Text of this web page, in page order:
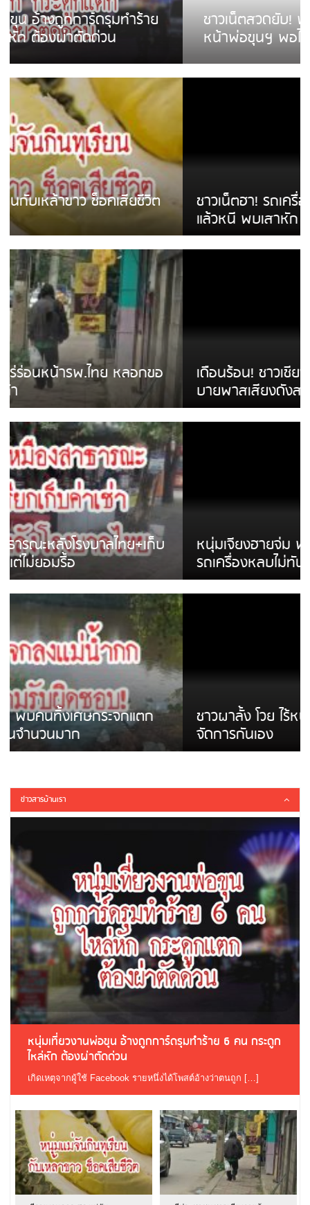
ชาวเน็ตสวดยับ! พบพม่าเร่ขายพวงมาลัย
หน้าพ่อขุนฯ พอไม่ซื้อเดินตาม
ชาวเน็ตฮา! รถเครื่องแม่สายชนป้ายร้านโลงศพ
แล้วหนี พบเสาหัก เบรคหัก หวิดได้ใช้บริการ
เดือนร้อน! ชาวเชียงรายบ่นรถ Isuzu สีขาวซิ่ง
บายพาสเสียงดังสร้างความรำคาญ
หนุ่มเจียงฮายจ่ม พบถังน้ำดื่มตกกลางถนน
รถเครื่องหลบไม่ทันล้มบาดเจ็บ
ชาวผาลั้ง โวย ไร้หน่วยงานดูแล ดินสไลด์ ต้อง
จัดการกันเอง
ข่าวสารบ้านเรา
หนุ่มเที่ยวงานพ่อขุน อ้างถูกการ์ดรุมทำร้าย 6 คน กระดูก
ไหล่หัก ต้องผ่าตัดด่วน
เกิดเหตุจากผู้ใช้ Facebook รายหนึ่งได้โพสต์อ้างว่าตนถูก […]